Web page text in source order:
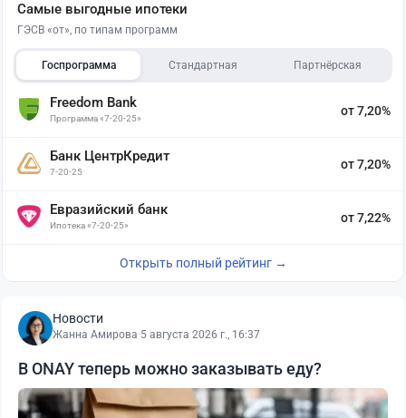
Самые выгодные ипотеки
ГЭСВ «от», по типам программ
Госпрограмма Стандартная Партнёрская
Freedom Bank
Программа «7-20-25»
от 7,20%
Банк ЦентрКредит
7-20-25
от 7,20%
Евразийский банк
Ипотека «7-20-25»
от 7,22%
Открыть полный рейтинг →
Новости
Жанна Амирова·5 августа 2026 г., 16:37
В ONAY теперь можно заказывать еду?